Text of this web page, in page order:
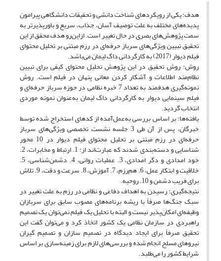
هدف: یکی از رویکردهای شناخت دانشی و تحقیقات دانشگاهی پیرامون
پدیده‌های مختلف به علت توصیف آسان، جذاب، سریع و باورپذیرتر به
سمت پژوهش‌های بصری در حال تغییر است. ازاین‌رو هدف محقق از این
تحقیق تبیین ویژگی‌های سرباز حرفه‌ای در رزم مبتنی بر تحلیل محتوای
فیلم دیوار (2017) به کارگردانی داگ لیمان می‌باشد.
روش: روش تحقیق در این پژوهش تحلیل محتوای کیفی برای تبیین
نظام‌مند اطلاعات و آشکار کردن معانی پنهان در فیلم است. روش
نمونه‌گیری هدفمند به تعداد 7 خبره نظامی در حوزه سرباز حرفه‌ای و
فیلم سینمایی دیوار به کارگردانی داگ لیمان به‌عنوان نمونه موردی
انتخاب گردید.
یافته‌ها: بر اساس بررسی به‌عمل‌آمده از کدهای استخراج شده توسط
خبرگان، پس از آن طی 3 جلسه نشست تخصصی ویژگی‌های سرباز
حرفه‌ای در رزم مبتنی بر تحلیل محتوای فیلم دیوار در 10 محور
شناسایی و دسته‌بندی شدند که عبارت‌اند از: 1. ارتباط و مخابرات، 2.
خود امدادی و دگر امدادی، 3. عملیات روانی، 4. دشمن‌شناسی، 5.
خلاقیت و ابتکار عمل، 6. هم‌رزم، 7. آموزش، 8. سرعت و دقت، 9. تلاش
برای فریب دشمن و 10. روحیه.
نتیجه‌گیری: رسیدن به اهداف دفاعی و نظامی در رزم به علت تغییر در
سبک جنگ‌ها صرفاً با ریشه برنامه‌های مصوب سابق برای سربازان
وظیفه‌ای امکان‌پذیر نیست و البته با تحلیل یک فیلم نمی‌توان یک تصمیم
راهبردی در سازمان نظامی یک کشور اتخاذ کرد و می‌توان گفت این
تحقیق صرفاً برای ایجاد دیدگاه در تصمیم سازان و تصمیم گیران
نیروهای مسلح انجام شده و بررسی‌های لازم برای زمینه‌سازی بر اساس
شرایط کشور را می‌طلبد.